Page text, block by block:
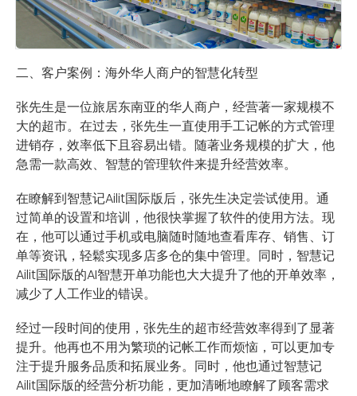
二、客户案例：海外华人商户的智慧化转型
张先生是一位旅居东南亚的华人商户，经营著一家规模不
大的超市。在过去，张先生一直使用手工记帐的方式管理
进销存，效率低下且容易出错。随著业务规模的扩大，他
急需一款高效、智慧的管理软件来提升经营效率。
在瞭解到智慧记Ailit国际版后，张先生决定尝试使用。通
过简单的设置和培训，他很快掌握了软件的使用方法。现
在，他可以通过手机或电脑随时随地查看库存、销售、订
单等资讯，轻鬆实现多店多仓的集中管理。同时，智慧记
Ailit国际版的AI智慧开单功能也大大提升了他的开单效率，
减少了人工作业的错误。
经过一段时间的使用，张先生的超市经营效率得到了显著
提升。他再也不用为繁琐的记帐工作而烦恼，可以更加专
注于提升服务品质和拓展业务。同时，他也通过智慧记
Ailit国际版的经营分析功能，更加清晰地瞭解了顾客需求